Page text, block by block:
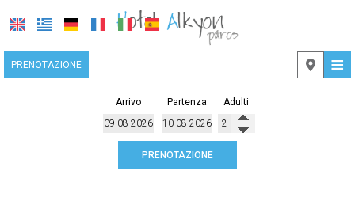
≡
PRENOTAZIONE
Arrivo Partenza Adulti
PRENOTAZIONE